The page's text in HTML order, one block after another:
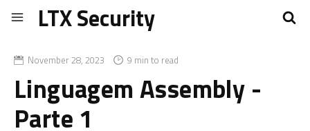
LTX Security
November 28, 2023 9 min to read
Linguagem Assembly -
Parte 1